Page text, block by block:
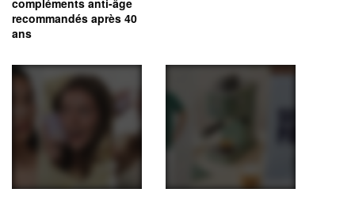
recommandés après 40
ans